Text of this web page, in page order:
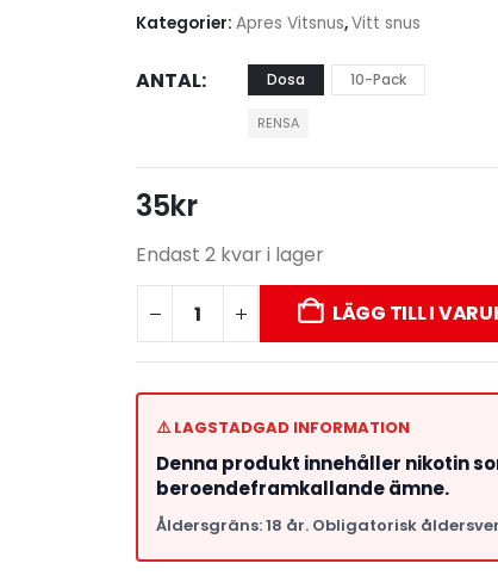
Kategorier: Apres Vitsnus,Vitt snus
ANTAL Dosa 10-Pack
RENSA
35kr
Endast 2 kvar i lager
LÄGG TILL I
⚠️ LAGSTADGAD INFORMATION
Denna produkt innehåller nikotin
beroendeframkallande ämne.
Åldersgräns: 18 år. Obligatorisk